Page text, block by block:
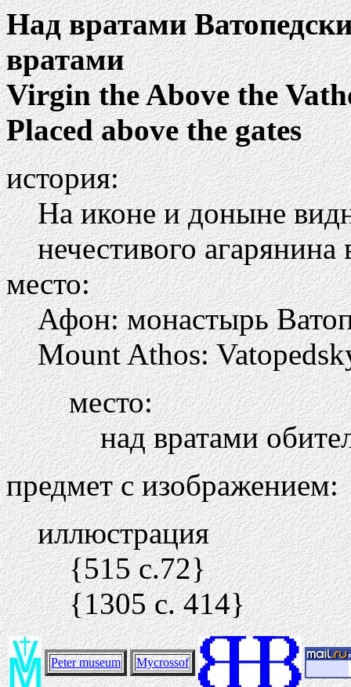
Над вратами
вратами
Virgin the Above the
Placed above the gates
история:
На иконе и доныне
нечестивого агарянина
место:
Афон: монастырь
Mount Athos:
место:
над вратами
предмет с изображением:
иллюстрация
{515 c.72}
{1305 c. 414}
Peter museum Mycrossof